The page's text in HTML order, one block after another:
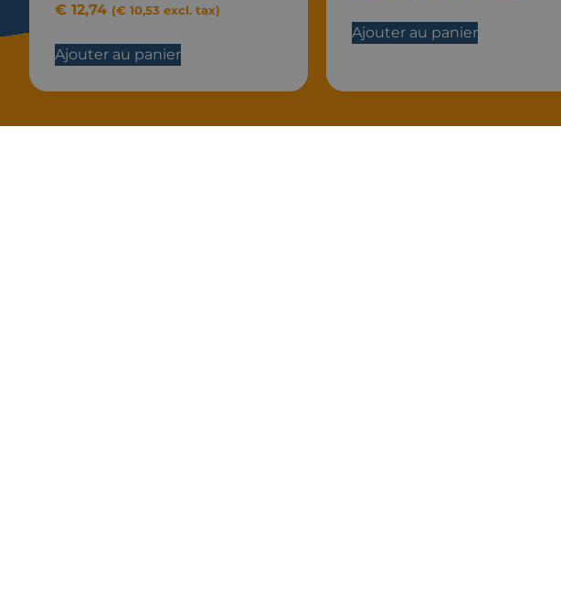
€ 12,74 (€ 10,53 excl. tax)
Ajouter au panier
Ajouter au panier